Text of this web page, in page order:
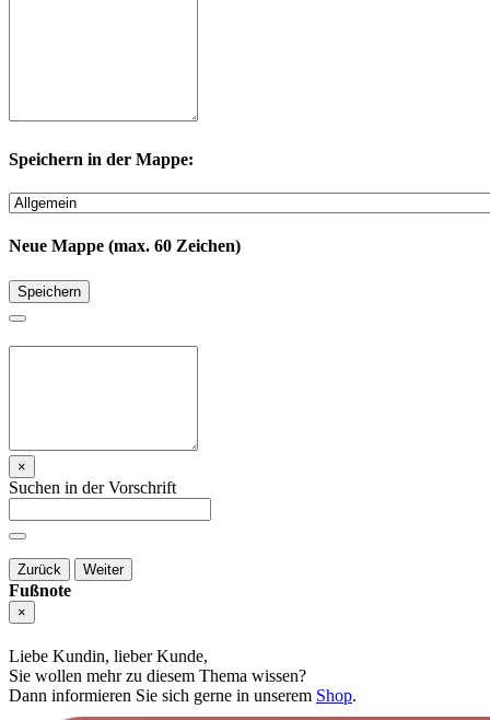
Speichern in der Mappe:
Neue Mappe (max. 60 Zeichen)
Speichern
×
Suchen in der Vorschrift
Zurück Weiter
Fußnote
×
Liebe Kundin, lieber Kunde,
Sie wollen mehr zu diesem Thema wissen?
Dann informieren Sie sich gerne in unserem Shop.